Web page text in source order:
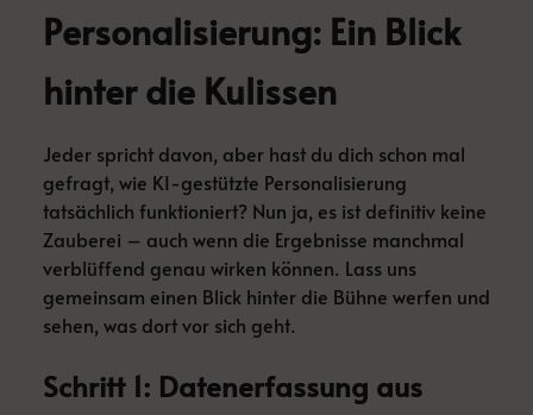
Personalisierung: Ein Blick
hinter die Kulissen
Jeder spricht davon, aber hast du dich schon mal
gefragt, wie KI-gestützte Personalisierung
tatsächlich funktioniert? Nun ja, es ist definitiv keine
Zauberei – auch wenn die Ergebnisse manchmal
verblüffend genau wirken können. Lass uns
gemeinsam einen Blick hinter die Bühne werfen und
sehen, was dort vor sich geht.
Schritt 1: Datenerfassung aus